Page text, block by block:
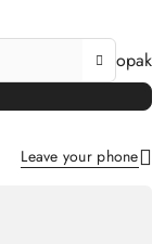
opak
Leave your phone